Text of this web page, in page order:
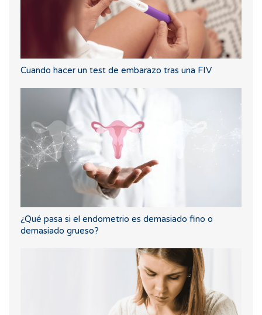
Cuando hacer un test de embarazo tras una FIV
¿Qué pasa si el endometrio es demasiado fino o
demasiado grueso?